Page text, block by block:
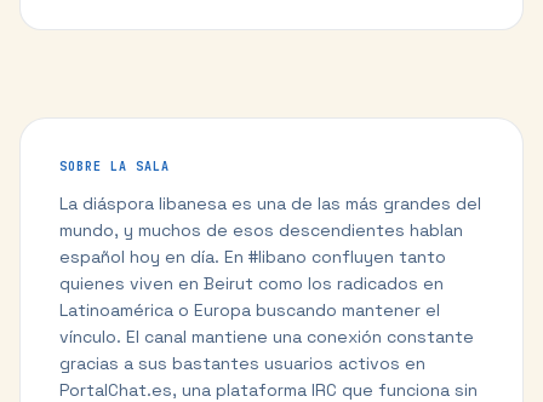
SOBRE LA SALA
La diáspora libanesa es una de las más grandes del
mundo, y muchos de esos descendientes hablan
español hoy en día. En #libano confluyen tanto
quienes viven en Beirut como los radicados en
Latinoamérica o Europa buscando mantener el
vínculo. El canal mantiene una conexión constante
gracias a sus bastantes usuarios activos en
PortalChat.es, una plataforma IRC que funciona sin